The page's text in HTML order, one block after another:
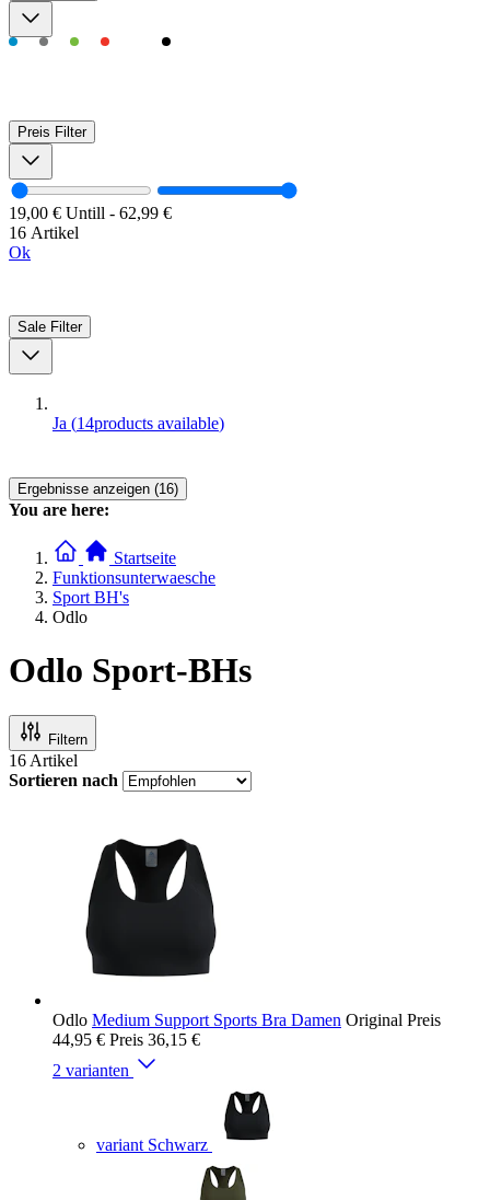
Preis Filter
19,00 € Untill - 62,99 €
16 Artikel
Ok
Sale Filter
Ja (14products available)
Ergebnisse anzeigen (16)
You are here:
Startseite
Funktionsunterwaesche
Sport BH's
Odlo
Odlo Sport-BHs
Filtern
16 Artikel
Sortieren nach
Odlo Medium Support Sports Bra Damen Original Preis
44,95 € Preis 36,15 €
2 varianten
variant Schwarz